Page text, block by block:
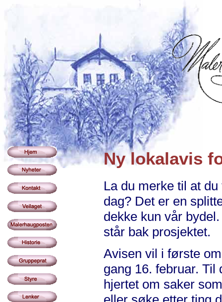
Ny lokalavis
La du merke til at
dag? Det er en
dekke kun vår
står bak prosjektet.
Avisen vil i første
gang 16. februar. Til
hjertet om saker